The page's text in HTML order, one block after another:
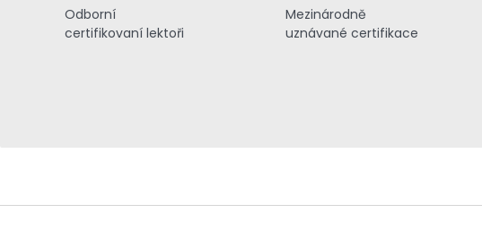
Odborní
certifikovaní lektoři
Mezinárodně
uznávané certifikace